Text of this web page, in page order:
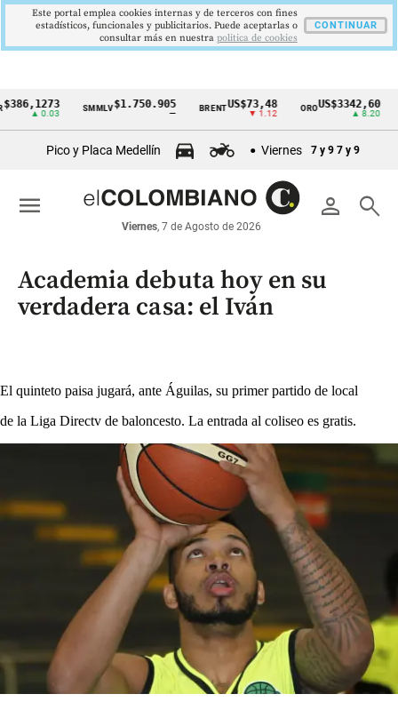
Cintillo
económicos
Colombia
0.03
SMMLV $1.750.905 BRENT US$73,48
▼ 1.12
ORO US$3342,60
Pico y Placa Medellín Viernes 7 y 9 7 y 9
person search
Viernes, 7 de Agosto de 2026
menu
Academia debuta hoy en su
verdadera casa: el Iván
El quinteto paisa jugará, ante Águilas, su primer partido de local
de la Liga Directv de baloncesto. La entrada al coliseo es gratis.
Este portal emplea cookies internas y de terceros con fines
estadísticos, funcionales y publicitarios. Puede aceptarlas o
consultar más en nuestra politica de cookies
CONTINUAR